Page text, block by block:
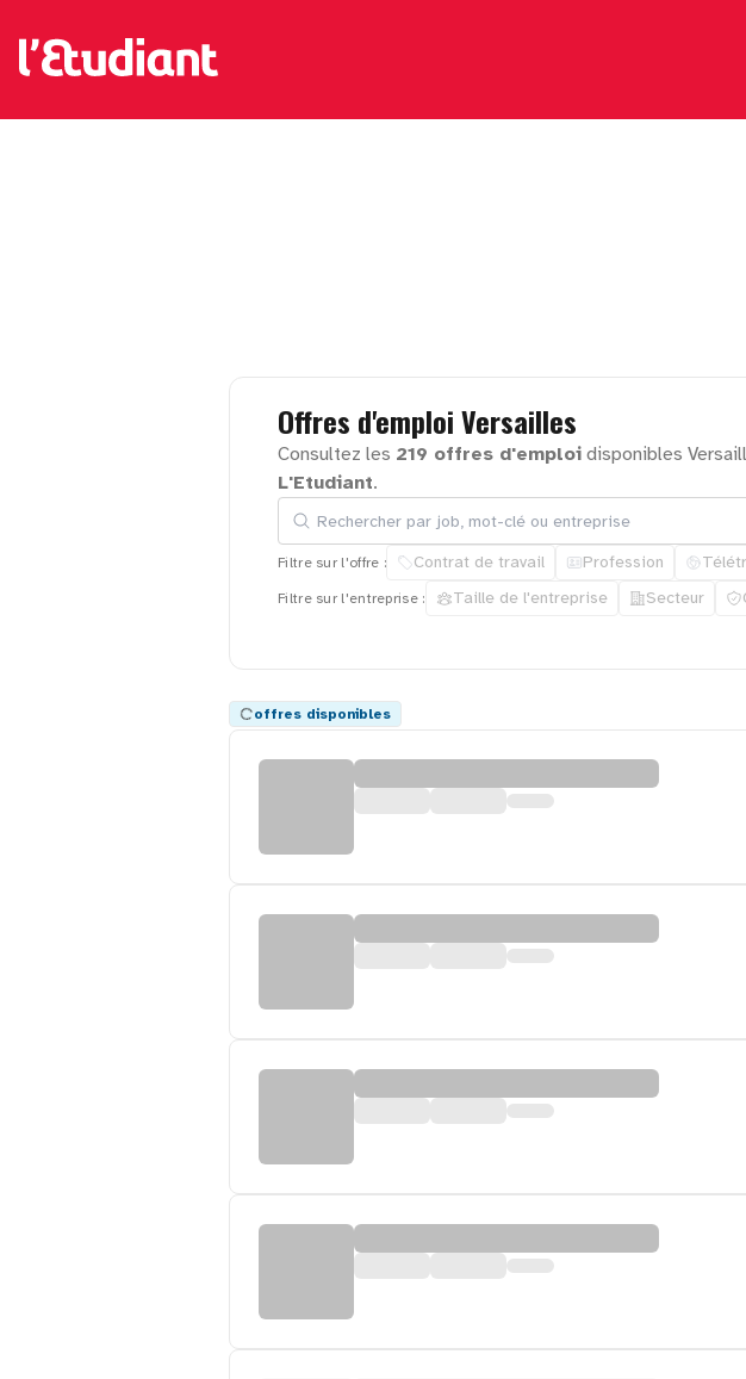
Offres d'emploiVersailles
Consultez les 219 offres d'emploi disponibles
L'Etudiant.
Rechercher par job, mot-clé ou entreprise
Filtre sur l'offre : Contrat de travail Profession
Filtre sur l'entreprise : Taille de l'entreprise Secteur
offres disponibles